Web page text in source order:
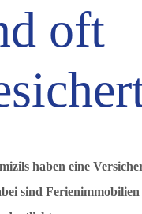
oft
haben eine
sind